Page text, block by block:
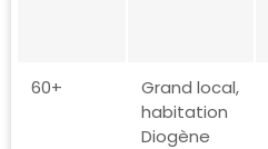
60+
Grand local,
habitation
Diogène